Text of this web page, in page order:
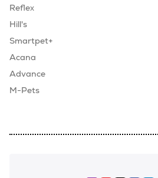
Reflex
Hill's
Smartpet+
Acana
Advance
M-Pets